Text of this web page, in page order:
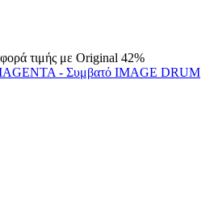
τιμής με Original 42%
- Συμβατό IMAGE DRUM